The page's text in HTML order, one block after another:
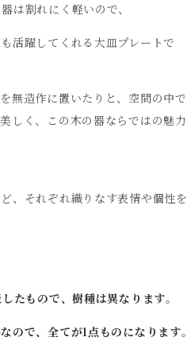
は割れにく軽いので、
活躍してくれる大皿プレートで
無造作に置いたりと、空間の中で
しく、この木の器ならではの魅力
、それぞれ織りなす表情や個性を
たもので、樹種は異なります。
ので、全てが1点ものになります。